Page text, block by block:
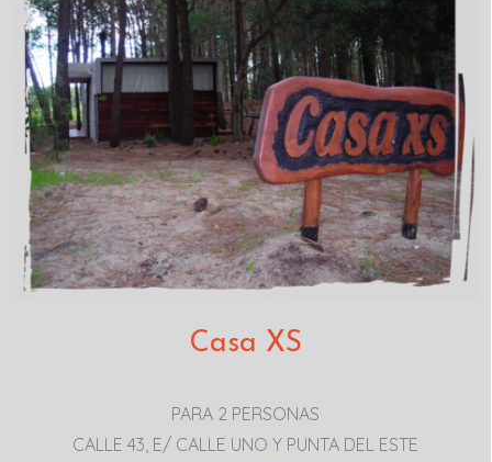
Casa XS
PARA 2 PERSONAS
CALLE 43, E/ CALLE UNO Y PUNTA DEL ESTE